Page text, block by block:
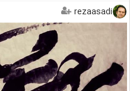
rezaasadi